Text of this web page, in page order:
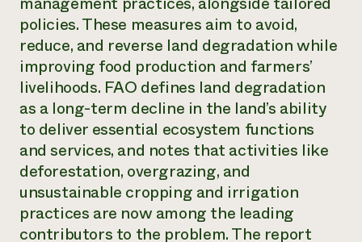
un
Llame a la
directa de
1-800-346-
policies. These measures aim to avoid,
reduce, and reverse land degradation while
improving food production and farmers’
livelihoods. FAO defines land degradation
as a long-term decline in the land’s ability
to deliver essential ecosystem functions
and services, and notes that activities like
deforestation, overgrazing, and
unsustainable cropping and irrigation
practices are now among the leading
contributors to the problem. The report